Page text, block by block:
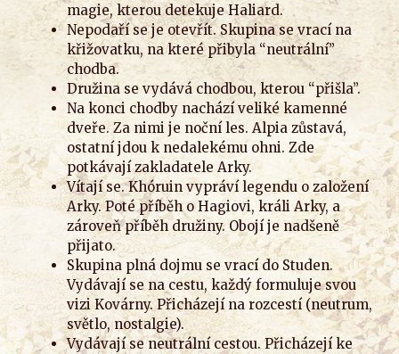
magie, kterou detekuje Haliard.
Nepodaří se je otevřít. Skupina se vrací na
křižovatku, na které přibyla “neutrální”
chodba.
Družina se vydává chodbou, kterou “přišla”.
Na konci chodby nachází veliké kamenné
dveře. Za nimi je noční les. Alpia zůstavá,
ostatní jdou k nedalekému ohni. Zde
potkávají zakladatele Arky.
Vítají se. Khóruin vypráví legendu o založení
Arky. Poté příběh o Hagiovi, králi Arky, a
zároveň příběh družiny. Obojí je nadšeně
přijato.
Skupina plná dojmu se vrací do Studen.
Vydávají se na cestu, každý formuluje svou
vizi Kovárny. Přicházejí na rozcestí (neutrum,
světlo, nostalgie).
Vydávají se neutrální cestou. Přicházejí ke